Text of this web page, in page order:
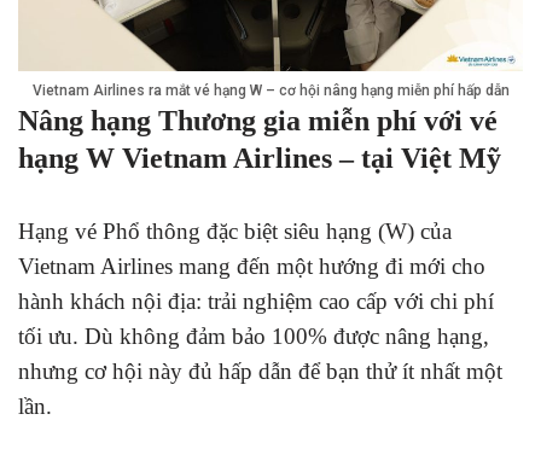
Vietnam Airlines ra mắt vé hạng W – cơ hội nâng hạng miễn phí hấp dẫn
Nâng hạng Thương gia miễn phí với vé
hạng W Vietnam Airlines – tại Việt Mỹ
Hạng vé Phổ thông đặc biệt siêu hạng (W) của
Vietnam Airlines mang đến một hướng đi mới cho
hành khách nội địa: trải nghiệm cao cấp với chi phí
tối ưu. Dù không đảm bảo 100% được nâng hạng,
nhưng cơ hội này đủ hấp dẫn để bạn thử ít nhất một
lần.